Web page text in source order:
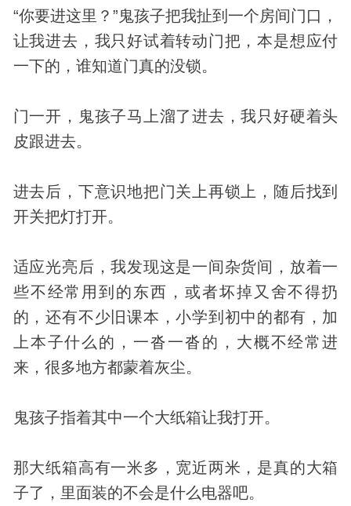
“你要进这里？”鬼孩子把我扯到一个房间门口，
让我进去，我只好试着转动门把，本是想应付
一下的，谁知道门真的没锁。
门一开，鬼孩子马上溜了进去，我只好硬着头
皮跟进去。
进去后，下意识地把门关上再锁上，随后找到
开关把灯打开。
适应光亮后，我发现这是一间杂货间，放着一
些不经常用到的东西，或者坏掉又舍不得扔
的，还有不少旧课本，小学到初中的都有，加
上本子什么的，一沓一沓的，大概不经常进
来，很多地方都蒙着灰尘。
鬼孩子指着其中一个大纸箱让我打开。
那大纸箱高有一米多，宽近两米，是真的大箱
子了，里面装的不会是什么电器吧。